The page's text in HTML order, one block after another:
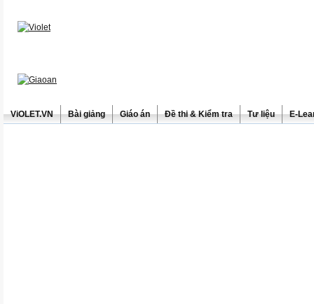
ViOLET.VN Bài giảng Giáo án Đề thi & Kiểm tra Tư liệu E-